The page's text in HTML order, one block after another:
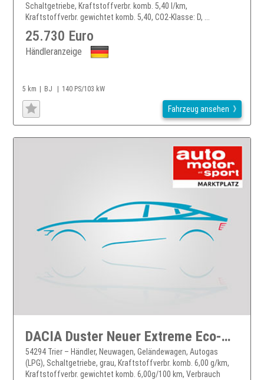
Schaltgetriebe, Kraftstoffverbr. komb. 5,40 l/km,
Kraftstoffverbr. gewichtet komb. 5,40, CO2-Klasse: D, ...
25.730 Euro
Händleranzeige
5 km BJ 140 PS/103 kW
Fahrzeug ansehen
DACIA Duster Neuer Extreme Eco-G 120
54294 Trier – Händler, Neuwagen, Geländewagen, Autogas
(LPG), Schaltgetriebe, grau, Kraftstoffverbr. komb. 6,00 g/km,
Kraftstoffverbr. gewichtet komb. 6,00g/100 km, Verbrauch